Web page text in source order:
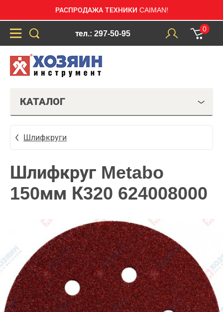
РАСПРОДАЖА ТЕХНИКИ CAIMAN!
тел.: 297-50-95
0
КАТАЛОГ
Шлифкруги
Шлифкруг Metabo
150мм К320 624008000